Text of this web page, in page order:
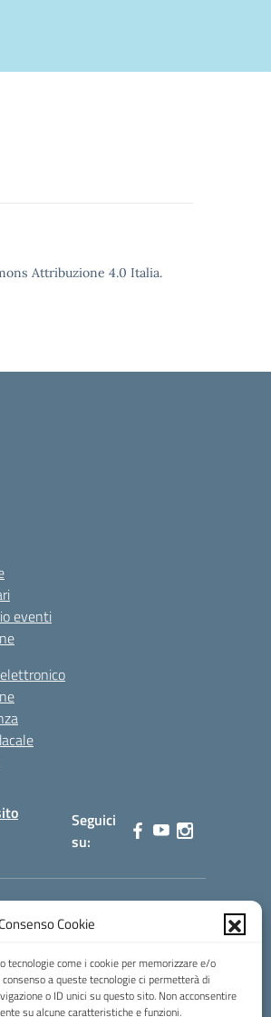
Cookie
come i cookie per memorizzare e/o
a queste tecnologie ci permetterà di
o ID unici su questo sito. Non acconsentire
su alcune caratteristiche e funzioni.
Attribuzione 4.0 Italia.
eventi
Seguici
su: